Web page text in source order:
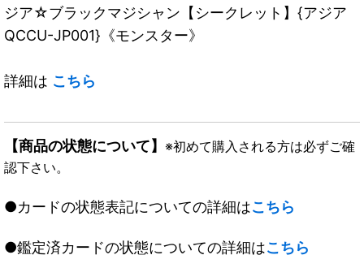
ジア☆ブラックマジシャン【シークレット】{アジア
QCCU-JP001}《モンスター》
詳細は こちら
【商品の状態について】 ※初めて購入される方は必ずご確
認下さい。
●カードの状態表記についての詳細はこちら
●鑑定済カードの状態についての詳細はこちら